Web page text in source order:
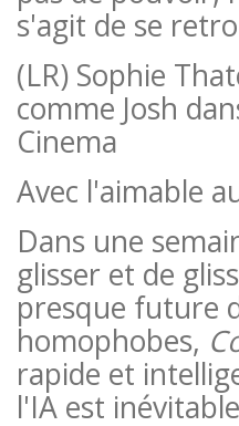
s'agit de se
(LR) Sophie
comme Josh
Cinema
Avec l'aimable
Dans une
glisser et de
presque future
homophobes,
rapide et
l'IA est